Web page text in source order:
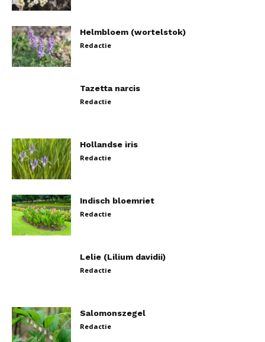
Helmbloem (wortelstok)
Redactie
Tazetta narcis
Redactie
Hollandse iris
Redactie
Indisch bloemriet
Redactie
Lelie (Lilium davidii)
Redactie
Salomonszegel
Redactie